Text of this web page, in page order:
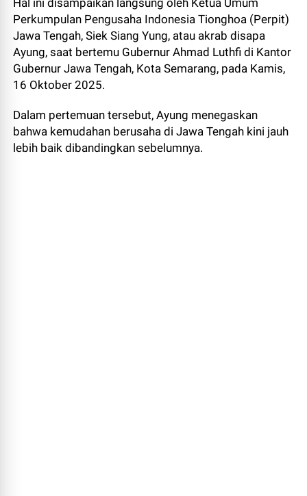
Hal ini disampaikan langsung oleh Ketua Umum
Perkumpulan Pengusaha Indonesia Tionghoa (Perpit)
Jawa Tengah, Siek Siang Yung, atau akrab disapa
Ayung, saat bertemu Gubernur Ahmad Luthfi di Kantor
Gubernur Jawa Tengah, Kota Semarang, pada Kamis,
16 Oktober 2025.
Dalam pertemuan tersebut, Ayung menegaskan
bahwa kemudahan berusaha di Jawa Tengah kini jauh
lebih baik dibandingkan sebelumnya.